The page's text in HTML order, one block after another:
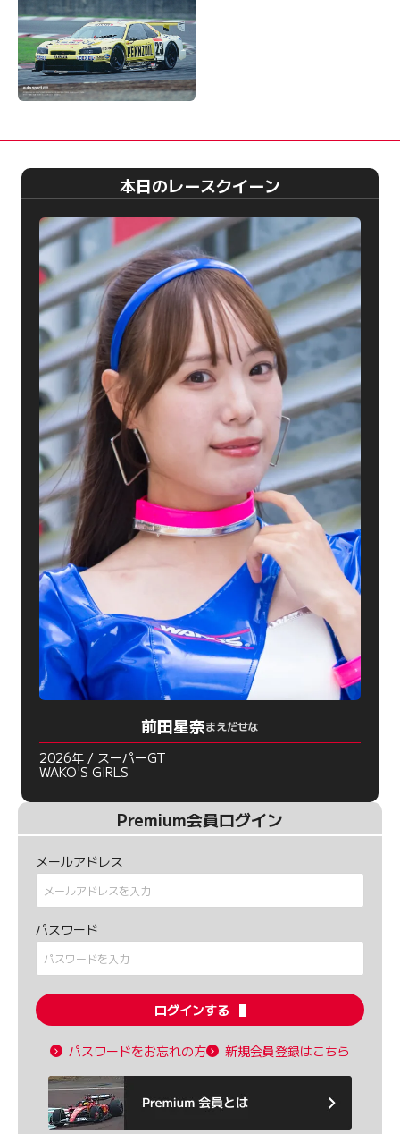
本日のレースクイーン
前田星奈まえだせな
2026年 / スーパーGT
WAKO'S GIRLS
Premium会員ログイン
メールアドレス
パスワード
ログインする
パスワードをお忘れの方 新規会員登録はこちら